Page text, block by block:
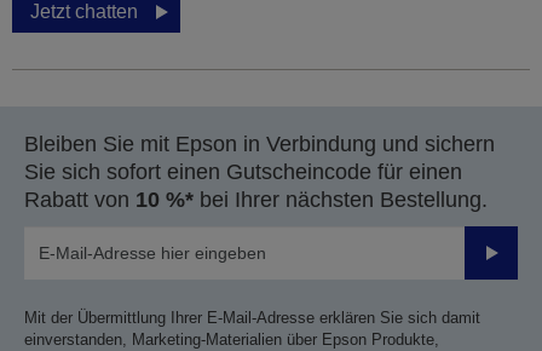
Jetzt chatten
Bleiben Sie mit Epson in Verbindung und sichern
Sie sich sofort einen Gutscheincode für einen
Rabatt von 10 %* bei Ihrer nächsten Bestellung.
Mit der Übermittlung Ihrer E-Mail-Adresse erklären Sie sich damit
einverstanden, Marketing-Materialien über Epson Produkte,